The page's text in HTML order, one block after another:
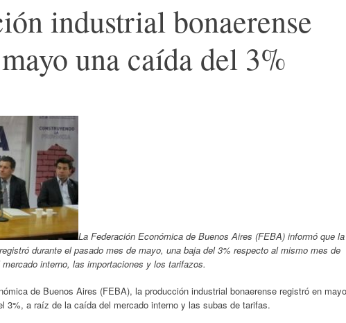
industrial bonaerense
una caída del 3%
La Federación Económica de Buenos Aires (FEBA) informó que la
durante el pasado mes de mayo, una baja del 3% respecto al mismo mes de
interno, las importaciones y los tarifazos.
de Buenos Aires (FEBA), la producción industrial bonaerense registró en mayo
3%, a raíz de la caída del mercado interno y las subas de tarifas.